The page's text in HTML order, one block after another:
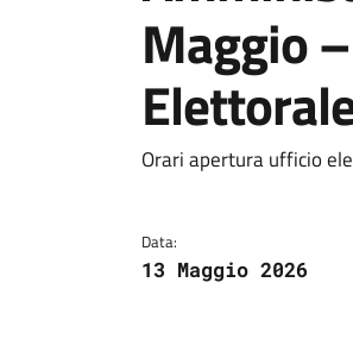
Maggio
Dettagli
Orari apertura ufficio
Data:
13 Maggio 2026